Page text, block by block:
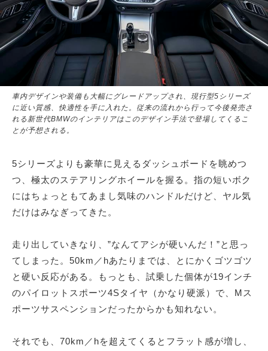
車内デザインや装備も大幅にグレードアップされ、現行型5シリーズ
に近い質感、快適性を手に入れた。従来の流れから行って今後発売さ
れる新世代BMWのインテリアはこのデザイン手法で登場してくるこ
とが予想される。
5シリーズよりも豪華に見えるダッシュボードを眺めつ
つ、極太のステアリングホイールを握る。指の短いボク
にはちょっともてあまし気味のハンドルだけど、ヤル気
だけはみなぎってきた。
走り出していきなり、”なんてアシが硬いんだ！”と思っ
てしまった。50km／hあたりまでは、とにかくゴツゴツ
と硬い反応がある。もっとも、試乗した個体が19インチ
のパイロットスポーツ4Sタイヤ（かなり硬派）で、Mス
ポーツサスペンションだったからかも知れない。
それでも、70km／hを超えてくるとフラット感が増し、